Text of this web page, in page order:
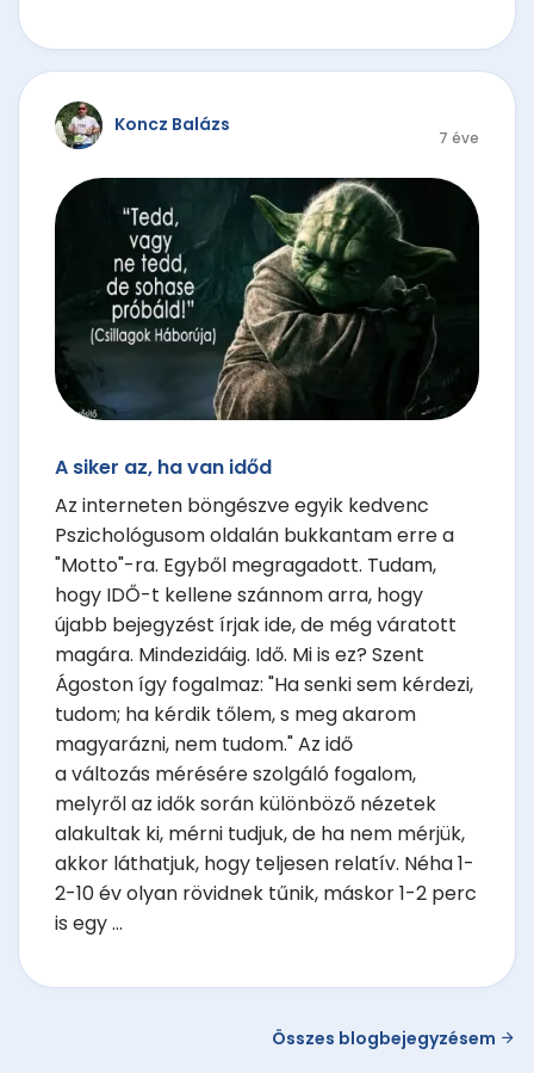
Koncz Balázs
7 éve
A siker az, ha van időd
Az interneten böngészve egyik kedvenc
Pszichológusom oldalán bukkantam erre a
"Motto"-ra. Egyből megragadott. Tudam,
hogy IDŐ-t kellene szánnom arra, hogy
újabb bejegyzést írjak ide, de még váratott
magára. Mindezidáig. Idő. Mi is ez? Szent
Ágoston így fogalmaz: "Ha senki sem kérdezi,
tudom; ha kérdik tőlem, s meg akarom
magyarázni, nem tudom." Az idő
a változás mérésére szolgáló fogalom,
melyről az idők során különböző nézetek
alakultak ki, mérni tudjuk, de ha nem mérjük,
akkor láthatjuk, hogy teljesen relatív. Néha 1-
2-10 év olyan rövidnek tűnik, máskor 1-2 perc
is egy ...
Összes blogbejegyzésem